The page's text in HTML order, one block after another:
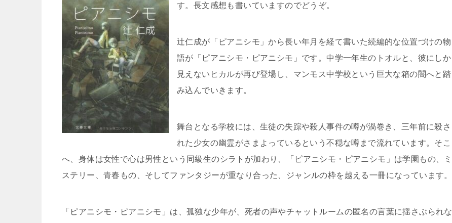
す。長文感想も書いていますのでどうぞ。
辻仁成が「ピアニシモ」から長い年月を経て書いた続編的な位置づけの物
語が「ピアニシモ・ピアニシモ」です。中学一年生のトオルと、彼にしか
見えないヒカルが再び登場し、マンモス中学校という巨大な箱の闇へと踏
み込んでいきます。
舞台となる学校には、生徒の失踪や殺人事件の噂が渦巻き、三年前に殺さ
れた少女の幽霊がさまよっているという不穏な噂まで流れています。そこ
へ、身体は女性で心は男性という同級生のシラトが加わり、「ピアニシモ・ピアニシモ」は学園もの、ミ
ステリー、青春もの、そしてファンタジーが重なり合った、ジャンルの枠を越える一冊になっています。
「ピアニシモ・ピアニシモ」は、孤独な少年が、死者の声やチャットルームの匿名の言葉に揺さぶられな